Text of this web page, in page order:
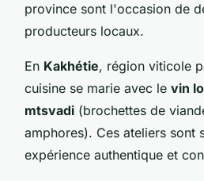
province sont l'occasion de
producteurs locaux.
En Kakhétie, région viticole
cuisine se marie avec le vin
mtsvadi (brochettes de
amphores). Ces ateliers sont
expérience authentique et